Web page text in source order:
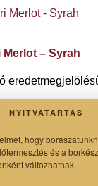
– Syrah
NYITVATARTÁS
hogy
és a
változhatnak.